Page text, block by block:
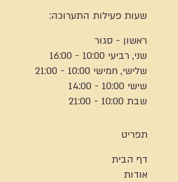
שעות פעילות התערוכה:
ראשון - סגור
שני, רביעי 10:00 - 16:00
שלישי, חמישי 10:00 - 21:00
שישי 10:00 - 14:00
שבת 10:00 - 21:00
תפריט
דף הבית
אודות